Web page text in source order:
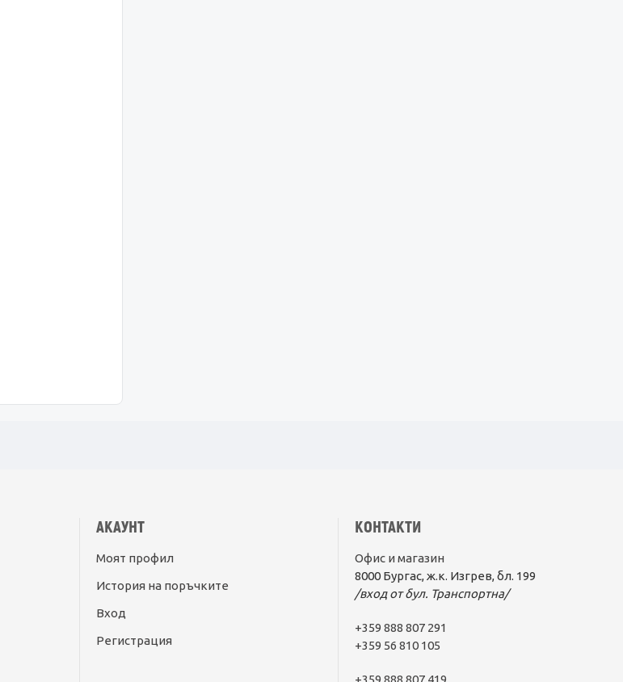
АКАУНТ
Моят профил
История на поръчките
Вход
Регистрация
КОНТАКТИ
Офис и магазин
8000 Бургас, ж.к. Изгрев, бл. 199
/вход от бул. Транспортна/
+359 888 807 291
+359 56 810 105
+359 888 807 419